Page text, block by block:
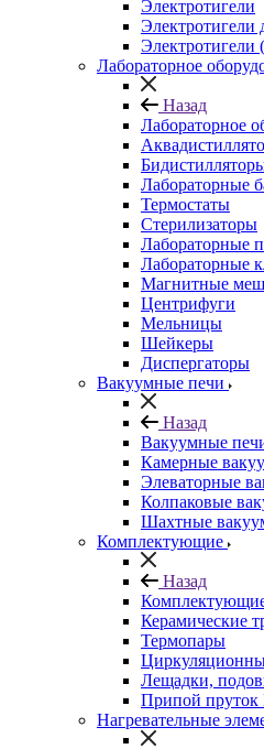
Электротигели
Электротигели
Электротигели
Лабораторное
Назад
Лабораторное
Лабораторные
Термостаты
Стерилизаторы
Лабораторные
Лабораторные
Магнитные
Центрифуги
Мельницы
Шейкеры
Диспергаторы
Вакуумные печи
Назад
Вакуумные
Камерные
Элеваторные
Колпаковые
Шахтные
Комплектующие
Назад
Керамические
Термопары
Лещадки,
Припой
Нагревательные